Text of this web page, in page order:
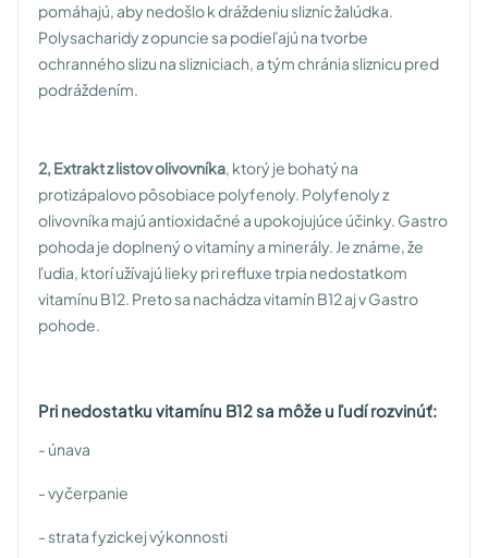
pomáhajú, aby nedošlo k dráždeniu slizníc žalúdka.
Polysacharidy z opuncie sa podieľajú na tvorbe
ochranného slizu na slizniciach, a tým chránia sliznicu pred
podráždením.
2, Extrakt z listov olivovníka, ktorý je bohatý na
protizápalovo pôsobiace polyfenoly. Polyfenoly z
olivovníka majú antioxidačné a upokojujúce účinky. Gastro
pohoda je doplnený o vitamíny a minerály. Je známe, že
ľudia, ktorí užívajú lieky pri refluxe trpia nedostatkom
vitamínu B12. Preto sa nachádza vitamín B12 aj v Gastro
pohode.
Pri nedostatku vitamínu B12 sa môže u ľudí rozvinúť:
- únava
- vyčerpanie
- strata fyzickej výkonnosti